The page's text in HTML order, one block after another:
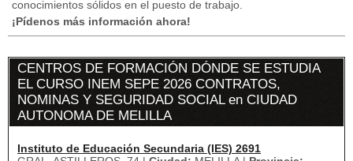
conocimientos sólidos en el puesto de trabajo.
¡Pídenos más información ahora!
CENTROS DE FORMACIÓN DÓNDE SE ESTUDIA
EL CURSO INEM SEPE 2026 CONTRATOS,
NOMINAS Y SEGURIDAD SOCIAL en CIUDAD
AUTONOMA DE MELILLA
Instituto de Educación Secundaria (IES) 2691